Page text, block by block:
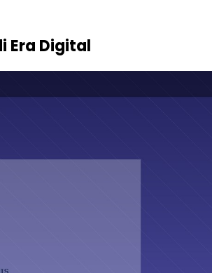
Era Digital